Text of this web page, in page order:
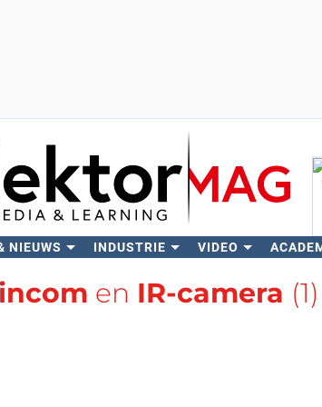
NIEUWS INDUSTRIE VIDEO
en IR-camera (1)